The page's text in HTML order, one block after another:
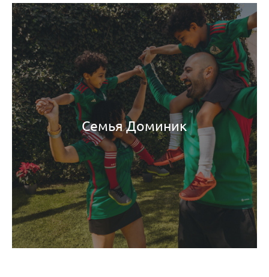
Семья Доминик